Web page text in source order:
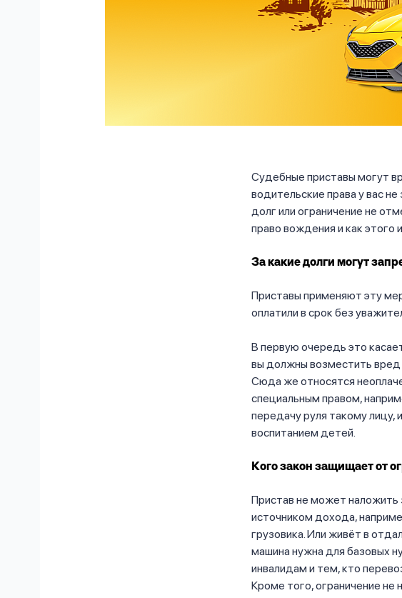
Судебные приставы могут
водительские права у вас
долг или ограничение не
право вождения и как этого
За какие долги могут
Приставы применяют эту
оплатили в срок без
В первую очередь это
вы должны возместить вред
Сюда же относятся
специальным правом,
передачу руля такому лицу,
воспитанием детей.
Кого закон защищает от
Пристав не может наложить
источником дохода,
грузовика. Или живёт в
машина нужна для базовых
инвалидам и тем, кто
Кроме того, ограничение не